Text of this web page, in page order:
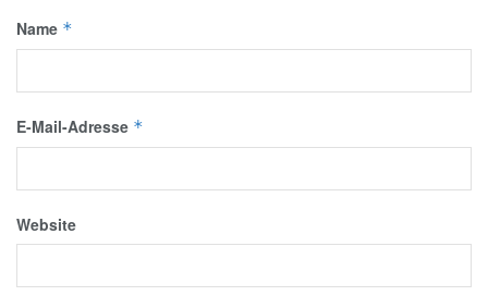
Name *
E-Mail-Adresse *
Website